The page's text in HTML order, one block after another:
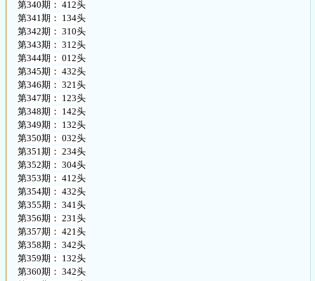
第340期： 412头
第341期： 134头
第342期： 310头
第343期： 312头
第344期： 012头
第345期： 432头
第346期： 321头
第347期： 123头
第348期： 142头
第349期： 132头
第350期： 032头
第351期： 234头
第352期： 304头
第353期： 412头
第354期： 432头
第355期： 341头
第356期： 231头
第357期： 421头
第358期： 342头
第359期： 132头
第360期： 342头